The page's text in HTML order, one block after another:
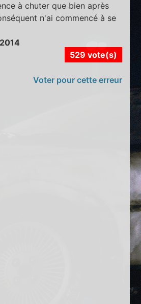
à chuter que bien après
n'ai commencé à se
529 vote(s)
Voter pour cette erreur